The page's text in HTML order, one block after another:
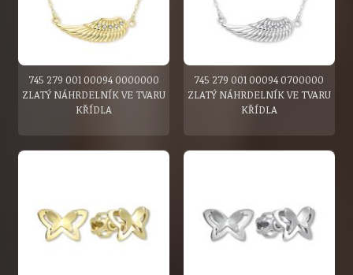
745 279 001 00094 0000000
ZLATÝ NÁHRDELNÍK VE TVARU
KŘÍDLA
745 279 001 00094 0700000
ZLATÝ NÁHRDELNÍK VE TVARU
KŘÍDLA